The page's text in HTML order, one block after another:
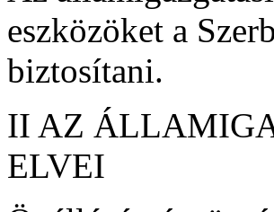
eszközöket a
biztosítani.
II AZ
ELVEI